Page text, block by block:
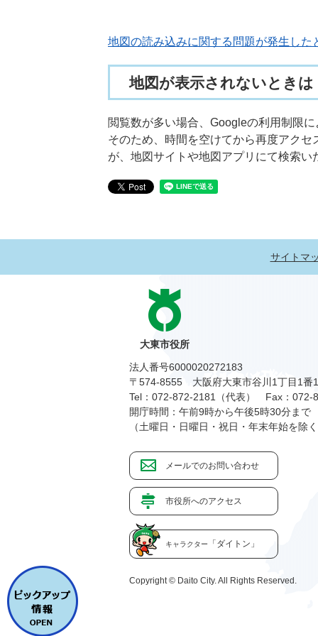
地図の読み込みに関する問題が発生した
地図が表示されないときは
閲覧数が多い場合、Googleの利用制限
そのため、時間を空けてから再度アク
が、地図サイトや地図アプリにて検索
サイトマ
大東市役所
法人番号6000020272183
〒574-8555 大阪府大東市谷川1丁目1番
Tel：072-872-2181（代表）
Fax：072-
開庁時間：午前9時から午後5時30分まで
（土曜日・日曜日・祝日・年末年始を除
メールでのお問い合わせ
市役所へのアクセス
キャラクター 「ダイトン」
Copyright © Daito City. All Rights Reserved.